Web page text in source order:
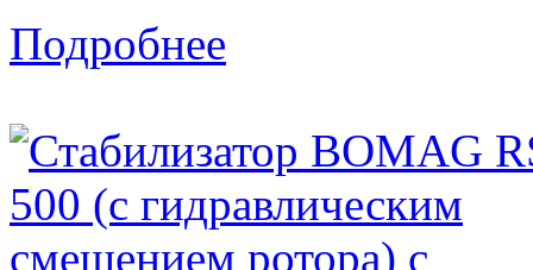
Подробнее